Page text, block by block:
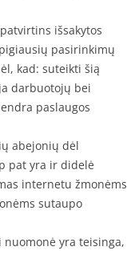
išsakytos
pasirinkimų
kad: suteikti šią
darbuotojų bei
paslaugos
abejonių dėl
pat yra ir didelė
internetu žmonėms
sutaupo
yra teisinga,